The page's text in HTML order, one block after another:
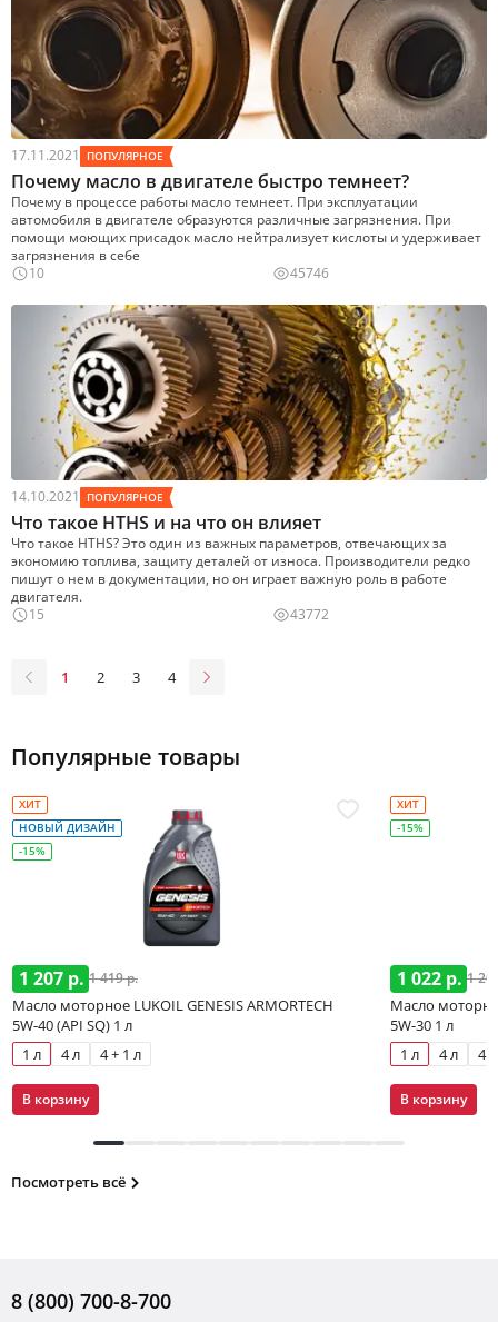
17.11.2021 ПОПУЛЯРНОЕ
Почему масло в двигателе быстро темнеет?
Почему в процессе работы масло темнеет. При эксплуатации
автомобиля в двигателе образуются различные загрязнения. При
помощи моющих присадок масло нейтрализует кислоты и удерживает
загрязнения в себе
10
45746
14.10.2021 ПОПУЛЯРНОЕ
Что такое HTHS и на что он влияет
Что такое HTHS? Это один из важных параметров, отвечающих за
экономию топлива, защиту деталей от износа. Производители редко
пишут о нем в документации, но он играет важную роль в работе
двигателя.
15
43772
1 2 3 4
Популярные товары
ХИТ
НОВЫЙ ДИЗАЙН
-15%
1 207 р. 1 419 р.
Масло моторное LUKOIL GENESIS ARMORTECH
5W-40 (API SQ) 1 л
1 л
4 л 4 + 1 л
В корзину
ХИТ
-15%
1 022 р. 1
Масло
5W-30 1 л
1 л
4 л 4
В корзину
Посмотреть всё
8 (800) 700-8-700